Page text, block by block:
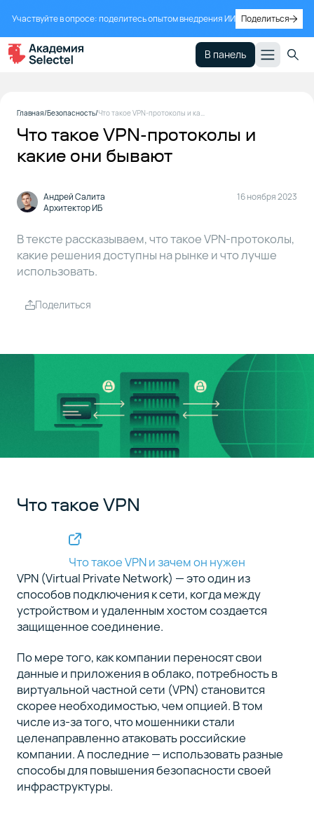
Участвуйте в опросе: поделитесь опытом внедрения ИИ Поделиться
В панель
1
такое
VPN
использования
VPN
3
Что
такое
VPN-
протоколы
Виды VPN-
протоколов
протокол
Главная Безопасность Что такое VPN-протоколы и какие они бывают
Что такое VPN-протоколы и
какие они бывают
Андрей Салита
Архитектор ИБ
16 ноября 2023
Поделиться
В тексте рассказываем, что такое VPN-протоколы,
какие решения доступны на рынке и что лучше
использовать.
Что такое VPN
VPN (Virtual Private Network) — это один из
способов подключения к сети, когда между
устройством и удаленным хостом создается
защищенное соединение.
Что такое VPN и зачем он нужен
По мере того, как компании переносят свои
данные и приложения в облако, потребность в
виртуальной частной сети (VPN) становится
скорее необходимостью, чем опцией. В том
числе из-за того, что мошенники стали
целенаправленно атаковать российские
компании. А последние — использовать разные
способы для повышения безопасности своей
инфраструктуры.